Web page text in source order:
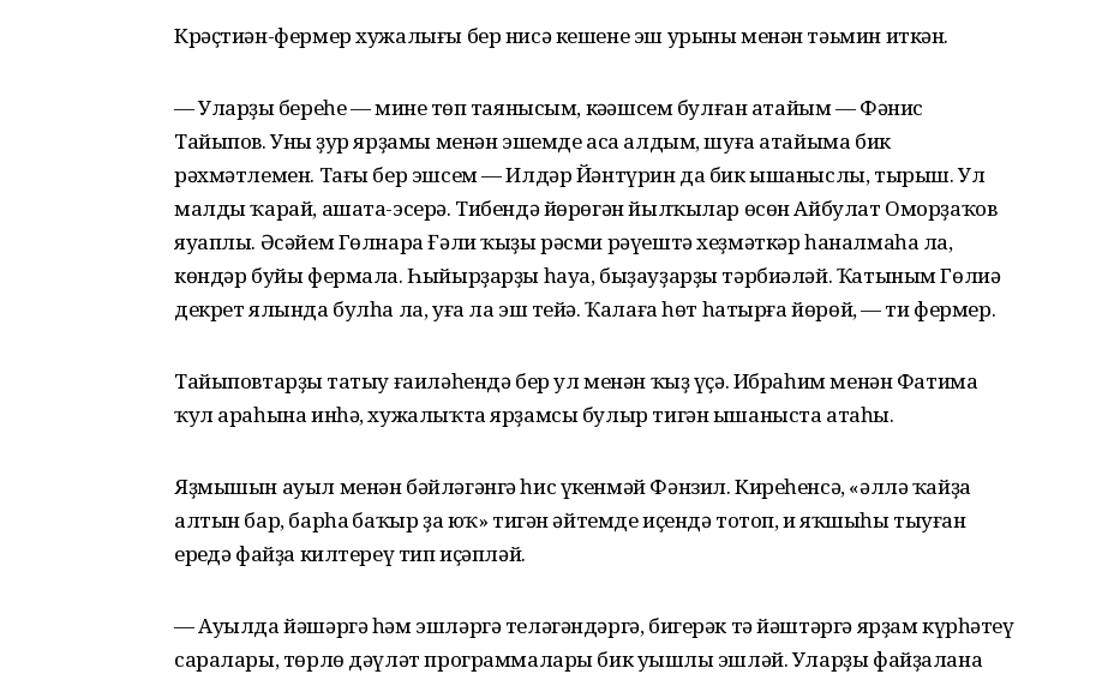
Крәҫтиән-фермер хужалығы бер нисә кешене эш урыны менән тәьмин иткән.
— Уларҙың береһе — минең төп таянысым, кәңәшсем булған атайым — Фәнис
Тайыпов. Уның ҙур ярҙамы менән эшемде аса алдым, шуға атайыма бик
рәхмәтлемен. Тағы бер эшсем — Илдәр Йәнтүрин да бик ышаныслы, тырыш. Ул
малды ҡарай, ашата-эсерә. Тибендә йөрөгән йылҡылар өсөн Айбулат Оморҙаҡов
яуаплы. Әсәйем Гөлнара Ғәли ҡыҙы рәсми рәүештә хеҙмәткәр һаналмаһа ла,
көндәр буйы фермала. Һыйырҙарҙы һауа, быҙауҙарҙы тәрбиәләй. Ҡатыным Гөлиә
декрет ялында булһа ла, уға ла эш тейә. Ҡалаға һөт һатырға йөрөй, — ти фермер.
Тайыповтарҙың татыу ғаиләһендә бер ул менән ҡыҙ үҫә. Ибраһим менән Фатима
ҡул араһына инһә, хужалыҡта ярҙамсы булыр тигән ышаныста атаһы.
Яҙмышын ауыл менән бәйләгәнгә һис үкенмәй Фәнзил. Киреһенсә, «әллә ҡайҙа
алтын бар, барһаң баҡыр ҙа юҡ» тигән әйтемде иҫендә тотоп, иң яҡшыһы тыуған
ереңдә файҙа килтереү тип иҫәпләй.
— Ауылда йәшәргә һәм эшләргә теләгәндәргә, бигерәк тә йәштәргә ярҙам күрһәтеү
саралары, төрлө дәүләт программалары бик уңышлы эшләй. Уларҙы файҙалана